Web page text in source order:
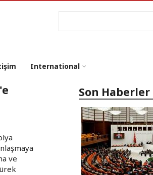
Ara
International
ve
Son Haberler